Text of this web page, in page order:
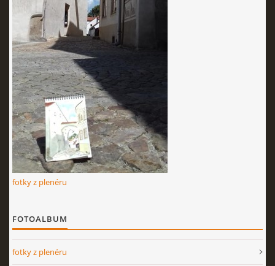
fotky z plenéru
FOTOALBUM
fotky z plenéru